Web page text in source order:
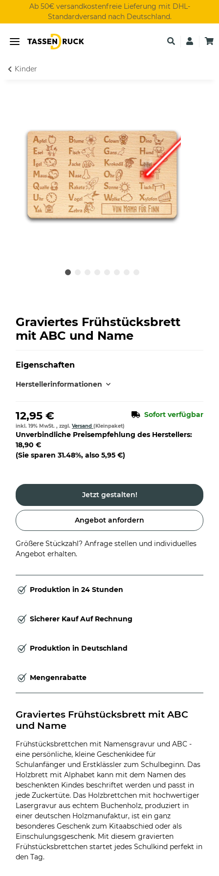
Ab 50€ versandkostenfreie Lieferung mit DHL-
Standardversand nach Deutschland.
Kinder
Graviertes Frühstücksbrett
mit ABC und Name
Eigenschaften
Herstellerinformationen
12,95 € Sofort verfügbar
inkl. 19% MwSt. , zzgl. Versand (Kleinpaket)
Unverbindliche Preisempfehlung des Herstellers:
18,90 €
(Sie sparen 31.48%, also 5,95 €)
Jetzt gestalten!
Angebot anfordern
Größere Stückzahl? Anfrage stellen und individuelles
Angebot erhalten.
Produktion in 24 Stunden
Sicherer Kauf Auf Rechnung
Produktion in Deutschland
Mengenrabatte
Graviertes Frühstücksbrett mit ABC
und Name
Frühstücksbrettchen mit Namensgravur und ABC -
eine persönliche, kleine Geschenkidee für
Schulanfänger und Erstklässler zum Schulbeginn. Das
Holzbrett mit Alphabet kann mit dem Namen des
beschenkten Kindes beschriftet werden und passt in
jede Zuckertüte. Das Holzbrettchen mit hochwertiger
Lasergravur aus echtem Buchenholz, produziert in
einer deutschen Holzmanufaktur, ist ein ganz
besonderes Geschenk zum Kitaabschied oder als
Einschulungsgeschenk. Mit diesem gravierten
Frühstücksbrettchen startet jedes Schulkind perfekt in
den Tag.